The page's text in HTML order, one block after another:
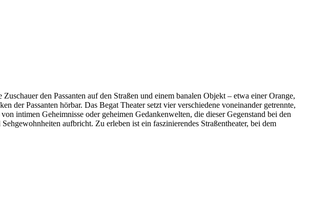
den Passanten auf den Straßen und einem banalen Objekt – etwa einer Orange,
Passanten hörbar. Das Begat Theater setzt vier verschiedene voneinander getrennte,
intimen Geheimnisse oder geheimen Gedankenwelten, die dieser Gegenstand bei den
aufbricht. Zu erleben ist ein faszinierendes Straßentheater, bei dem